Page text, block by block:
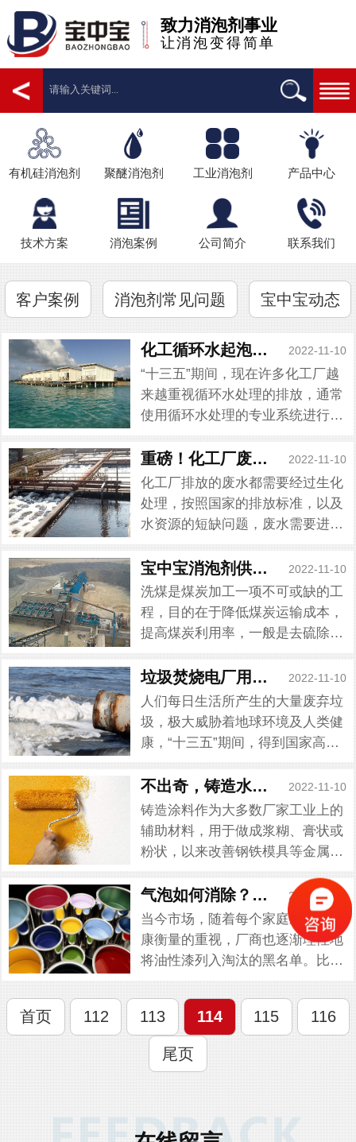
致力消泡剂事业
让消泡变得简单
有机硅消泡剂 聚醚消泡剂 工业消泡剂 产品中心
技术方案 消泡案例 公司简介 联系我们
客户案例 消泡剂常见问题 宝中宝动态
化工循环水起泡什么原因？循环水消泡剂的成分... 2022-11-10
“十三五”期间，现在许多化工厂越
来越重视循环水处理的排放，通常
使用循环水处理的专业系统进行污
的威胁，另一方面就是为了工业节
约用水循环利用。但是令大多数化
工厂家头疼的是，循环水处理工程
经常会看见水池中呈现大片白花...
重磅！化工厂废水处理消泡剂开始打击泡沫了！ 2022-11-10
化工厂排放的废水都需要经过生化
处理，按照国家的排放标准，以及
水资源的短缺问题，废水需要进一
水中成分十分复杂，含有溶剂类物
质等难以去除的化合物，具备大量
的表面活性剂以及难以降解的生
物，一般要利用机械技术去除水中
宝中宝消泡剂供应商！洗煤用消泡剂的具体应用... 2022-11-10
洗煤是煤炭加工一项不可或缺的工
程，目的在于降低煤炭运输成本，
提高煤炭利用率，一般是去硫除
煤废水中含有选煤加工过程中添加
的各种活性添加剂，混合物浊度
高，水质复杂，往往会引起含有大
量的泡沫，排放出去给附近的矿区
垃圾焚烧电厂用消泡剂找到了，大胆去焚烧发电... 2022-11-10
人们每日生活所产生的大量废弃垃
圾，极大威胁着地球环境及人类健
康，“十三五”期间，得到国家高度
焚烧成为垃圾处理的有效解决措
施。为了避免对环境进行二次污
染，决定采用无公害的垃圾焚烧发
电方式，合理将其内能转化为热
不出奇，铸造水基涂料消泡剂给泡沫的致命一击... 2022-11-10
铸造涂料作为大多数厂家工业上的
辅助材料，用于做成浆糊、膏状或
粉状，以来改善钢铁模具等金属表
至解决铸钢、铸件气孔、变异或缺
陷等问题。然而，浸涂法是人们使
用铸造涂料中常用的方法，通过反
复多次的浸泡、涂膜，控制涂料
气泡如何消除？水性漆表面除泡消泡剂向你飞奔... 2022-11-10
当今市场，随着每个家庭对家具健
康衡量的重视，厂商也逐渐理性地
将油性漆列入淘汰的黑名单。比起
容易识别和把控。但是发现使用过
程中，操作略微着急点，水性漆表
面就会出现气泡，没及时处理会直
接影响家具整体美观，而且效率
首页 112 113 114 115 116
尾页